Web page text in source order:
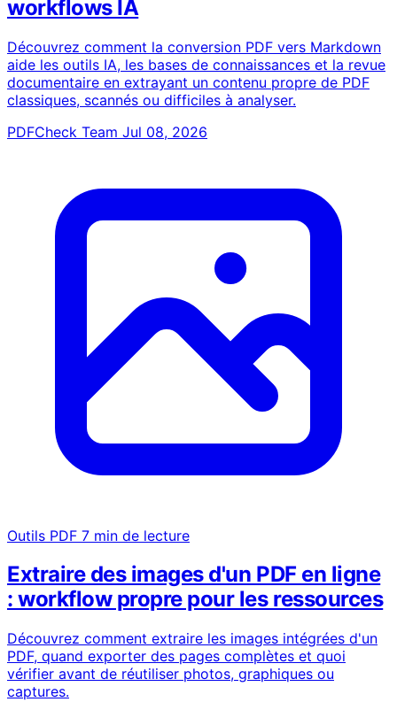
workflows IA
Découvrez comment la conversion PDF vers Markdown
aide les outils IA, les bases de connaissances et la revue
documentaire en extrayant un contenu propre de PDF
classiques, scannés ou difficiles à analyser.
PDFCheck Team Jul 08, 2026
Outils PDF 7 min de lecture
Extraire des images d'un PDF en ligne
: workflow propre pour les ressources
Découvrez comment extraire les images intégrées d'un
PDF, quand exporter des pages complètes et quoi
vérifier avant de réutiliser photos, graphiques ou
captures.